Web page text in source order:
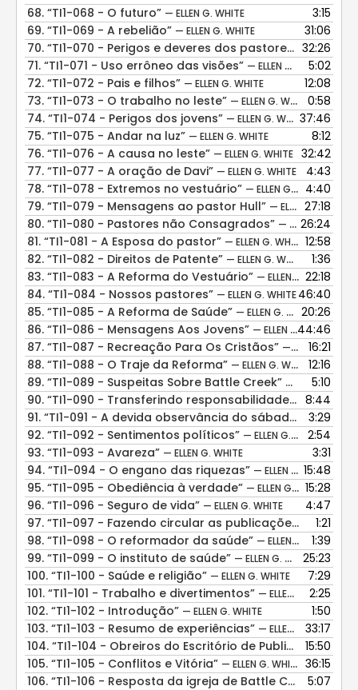
68. “TI1-068 - O futuro” — ELLEN G. WHITE
3:15
69. “TI1-069 - A rebelião” — ELLEN G. WHITE
31:06
70. “TI1-070 - Perigos e deveres dos pastores” — ELLEN G.
32:26
71. “TI1-071 - Uso errôneo das visões” — ELLEN G. WHITE
5:02
72. “TI1-072 - Pais e filhos” — ELLEN G. WHITE
12:08
73. “TI1-073 - O trabalho no leste” — ELLEN G. WHITE
0:58
74. “TI1-074 - Perigos dos jovens” — ELLEN G. WHITE
37:46
75. “TI1-075 - Andar na luz” — ELLEN G. WHITE
8:12
76. “TI1-076 - A causa no leste” — ELLEN G. WHITE 32:42
77. “TI1-077 - A oração de Davi” — ELLEN G. WHITE
4:43
78. “TI1-078 - Extremos no vestuário” — ELLEN G. WHITE
4:40
79. “TI1-079 - Mensagens ao pastor Hull” — ELLEN G. WHITE
27:18
80. “TI1-080 - Pastores não Consagrados” — ELLEN G. WHITE
26:24
81. “TI1-081 - A Esposa do pastor” — ELLEN G. WHITE
12:58
82. “TI1-082 - Direitos de Patente” — ELLEN G. WHITE
1:36
83. “TI1-083 - A Reforma do Vestuário” — ELLEN G. WHITE
22:18
84. “TI1-084 - Nossos pastores” — ELLEN G. WHITE46:40
85. “TI1-085 - A Reforma de Saúde” — ELLEN G. WHITE
20:26
86. “TI1-086 - Mensagens Aos Jovens” — ELLEN G. WHITE
44:46
87. “TI1-087 - Recreação Para Os Cristãos” — ELLEN G. WHITE
16:21
88. “TI1-088 - O Traje da Reforma” — ELLEN G. WHITE
12:16
89. “TI1-089 - Suspeitas Sobre Battle Creek” — ELLEN G.
5:10
90. “TI1-090 - Transferindo responsabilidades” — ELLEN G.
8:44
91. “TI1-091 - A devida observância do sábado” — ELLEN G.
3:29
92. “TI1-092 - Sentimentos políticos” — ELLEN G. WHITE
2:54
93. “TI1-093 - Avareza” — ELLEN G. WHITE
3:31
94. “TI1-094 - O engano das riquezas” — ELLEN G. WHITE
15:48
95. “TI1-095 - Obediência à verdade” — ELLEN G. WHITE
15:28
96. “TI1-096 - Seguro de vida” — ELLEN G. WHITE
4:47
97. “TI1-097 - Fazendo circular as publicações” — ELLEN
1:21
98. “TI1-098 - O reformador da saúde” — ELLEN G. WHITE
1:39
99. “TI1-099 - O instituto de saúde” — ELLEN G. WHITE
25:23
100. “TI1-100 - Saúde e religião” — ELLEN G. WHITE
7:29
101. “TI1-101 - Trabalho e divertimentos” — ELLEN G. WHITE
2:25
102. “TI1-102 - Introdução” — ELLEN G. WHITE
1:50
103. “TI1-103 - Resumo de experiências” — ELLEN G. WHITE
33:17
104. “TI1-104 - Obreiros do Escritório de Publicações”
15:50
105. “TI1-105 - Conflitos e Vitória” — ELLEN G. WHITE
36:15
106. “TI1-106 - Resposta da igreja de Battle Creek” —
5:07